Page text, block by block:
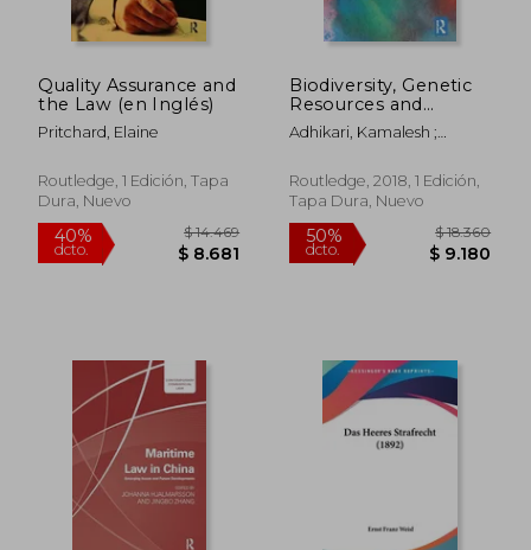
50% $ 16.200 50%
Quality Assurance and
the Law (en Inglés)
Pritchard, Elaine
Routledge, 1 Edición, Tapa
Dura, Nuevo
Biodiversity, Genetic
Resources and
Intellectual Property:
Developments in
Sharing (en Inglés)
Adhikari, Kamalesh ;
Routledge, 2018, 1 Edición,
Tapa Dura, Nuevo